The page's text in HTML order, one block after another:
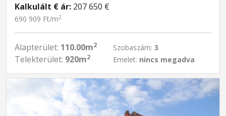
Kalkulált € ár: 207 650 €
690 909 Ft/m2
Alapterület: 110.00m2
Telekterület: 920m2
Szobaszám: 3
Emelet: nincs megadva